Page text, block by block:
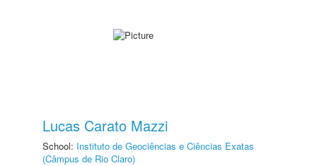
Lucas Carato Mazzi
School: Instituto de Geociências e Ciências Exatas
(Câmpus de Rio Claro)